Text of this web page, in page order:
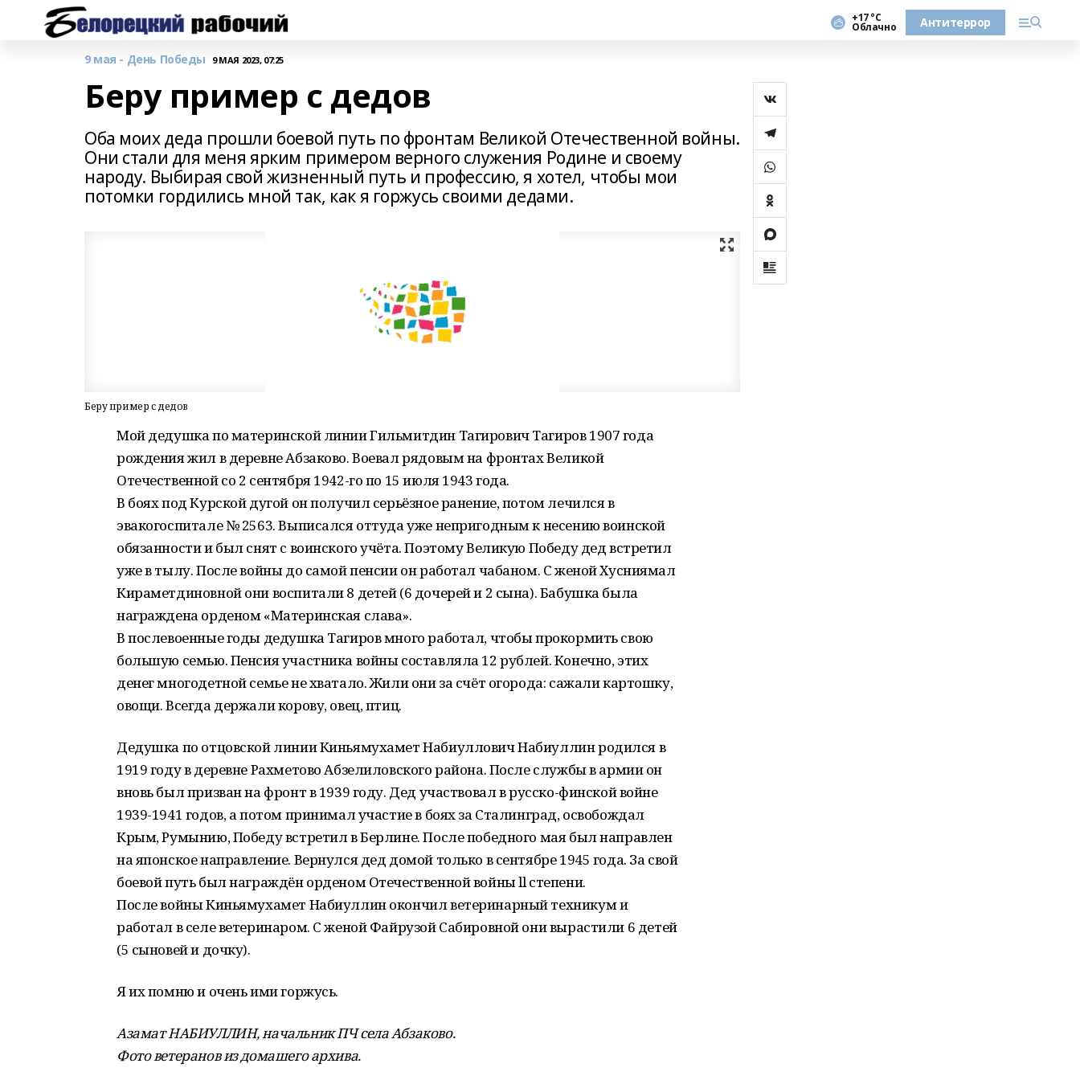
+17 °С
Облачно Антитеррор
9 мая - День Победы 9 МАЯ 2023, 07:25
Беру пример с дедов
Оба моих деда прошли боевой путь по фронтам Великой Отечественной войны.
Они стали для меня ярким примером верного служения Родине и своему
народу. Выбирая свой жизненный путь и профессию, я хотел, чтобы мои
потомки гордились мной так, как я горжусь своими дедами.
Беру пример с дедов
Мой дедушка по материнской линии Гильмитдин Тагирович Тагиров 1907 года
рождения жил в деревне Абзаково. Воевал рядовым на фронтах Великой
Отечественной со 2 сентября 1942-го по 15 июля 1943 года.
В боях под Курской дугой он получил серьёзное ранение, потом лечился в
эвакогоспитале № 2563. Выписался оттуда уже непригодным к несению воинской
обязанности и был снят с воинского учёта. Поэтому Великую Победу дед встретил
уже в тылу. После войны до самой пенсии он работал чабаном. С женой Хусниямал
Кираметдиновной они воспитали 8 детей (6 дочерей и 2 сына). Бабушка была
награждена орденом «Материнская слава».
В послевоенные годы дедушка Тагиров много работал, чтобы прокормить свою
большую семью. Пенсия участника войны составляла 12 рублей. Конечно, этих
денег многодетной семье не хватало. Жили они за счёт огорода: сажали картошку,
овощи. Всегда держали корову, овец, птиц.
Дедушка по отцовской линии Киньямухамет Набиуллович Набиуллин родился в
1919 году в деревне Рахметово Абзелиловского района. После службы в армии он
вновь был призван на фронт в 1939 году. Дед участвовал в русско-финской войне
1939-1941 годов, а потом принимал участие в боях за Сталинград, освобождал
Крым, Румынию, Победу встретил в Берлине. После победного мая был направлен
на японское направление. Вернулся дед домой только в сентябре 1945 года. За свой
боевой путь был награждён орденом Отечественной войны ll степени.
После войны Киньямухамет Набиуллин окончил ветеринарный техникум и
работал в селе ветеринаром. С женой Файрузой Сабировной они вырастили 6 детей
(5 сыновей и дочку).
Я их помню и очень ими горжусь.
Азамат НАБИУЛЛИН, начальник ПЧ села Абзаково.
Фото ветеранов из домашего архива.